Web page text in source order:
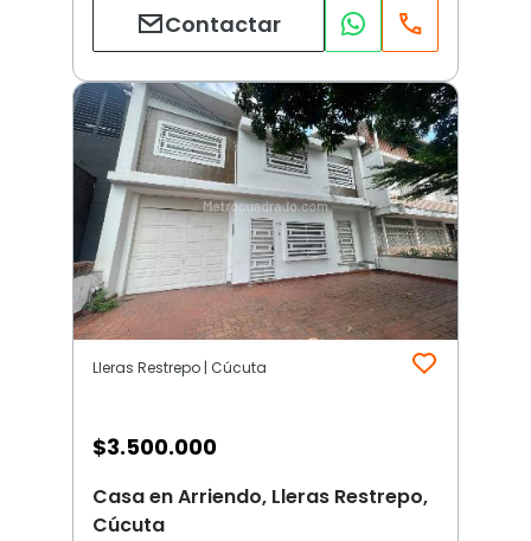
Contactar
Lleras Restrepo | Cúcuta
$3.500.000
Casa en Arriendo, Lleras Restrepo,
Cúcuta